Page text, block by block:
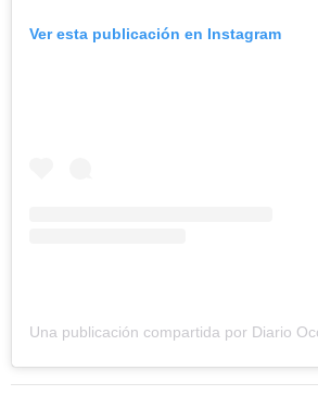
Ver esta publicación en Instagram